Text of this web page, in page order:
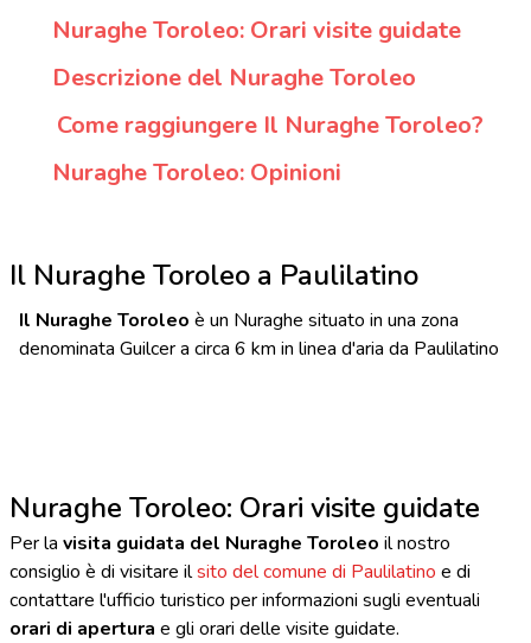
Nuraghe Toroleo: Orari visite guidate
Descrizione del Nuraghe Toroleo
Come raggiungere Il Nuraghe Toroleo?
Nuraghe Toroleo: Opinioni
Il Nuraghe Toroleo a Paulilatino
Il Nuraghe Toroleo è un Nuraghe situato in una zona
denominata Guilcer a circa 6 km in linea d'aria da Paulilatino
Nuraghe Toroleo: Orari visite guidate
Per la visita guidata del Nuraghe Toroleo il nostro
consiglio è di visitare ilsito del comune di Paulilatino e di
contattare l'ufficio turistico per informazioni sugli eventuali
orari di apertura e gli orari delle visite guidate.